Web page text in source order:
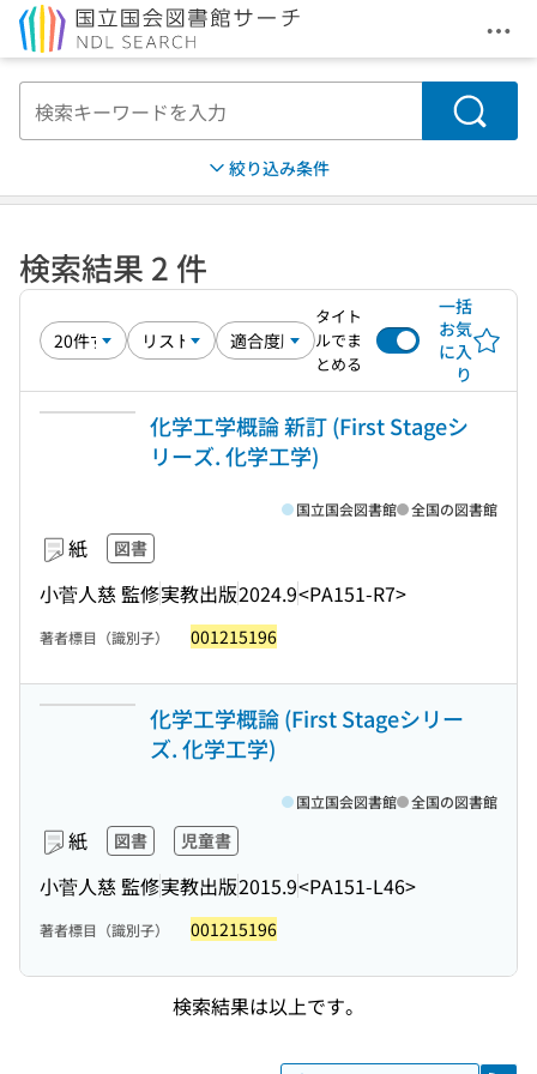
メ
検索
絞り込み条件
検索結果 2 件
タイト
ルでま
とめる
一括
お気
に入
り
化学工学概論 新訂 (First Stageシ
リーズ. 化学工学)
紙 図書
小菅人慈 監修実教出版2024.9<PA151-R7>
国立国会図書館 全国の図書館
著者標目（識別子） 001215196
化学工学概論 (First Stageシリー
ズ. 化学工学)
紙 図書 児童書
小菅人慈 監修実教出版2015.9<PA151-L46>
国立国会図書館 全国の図書館
著者標目（識別子） 001215196
検索結果は以上です。